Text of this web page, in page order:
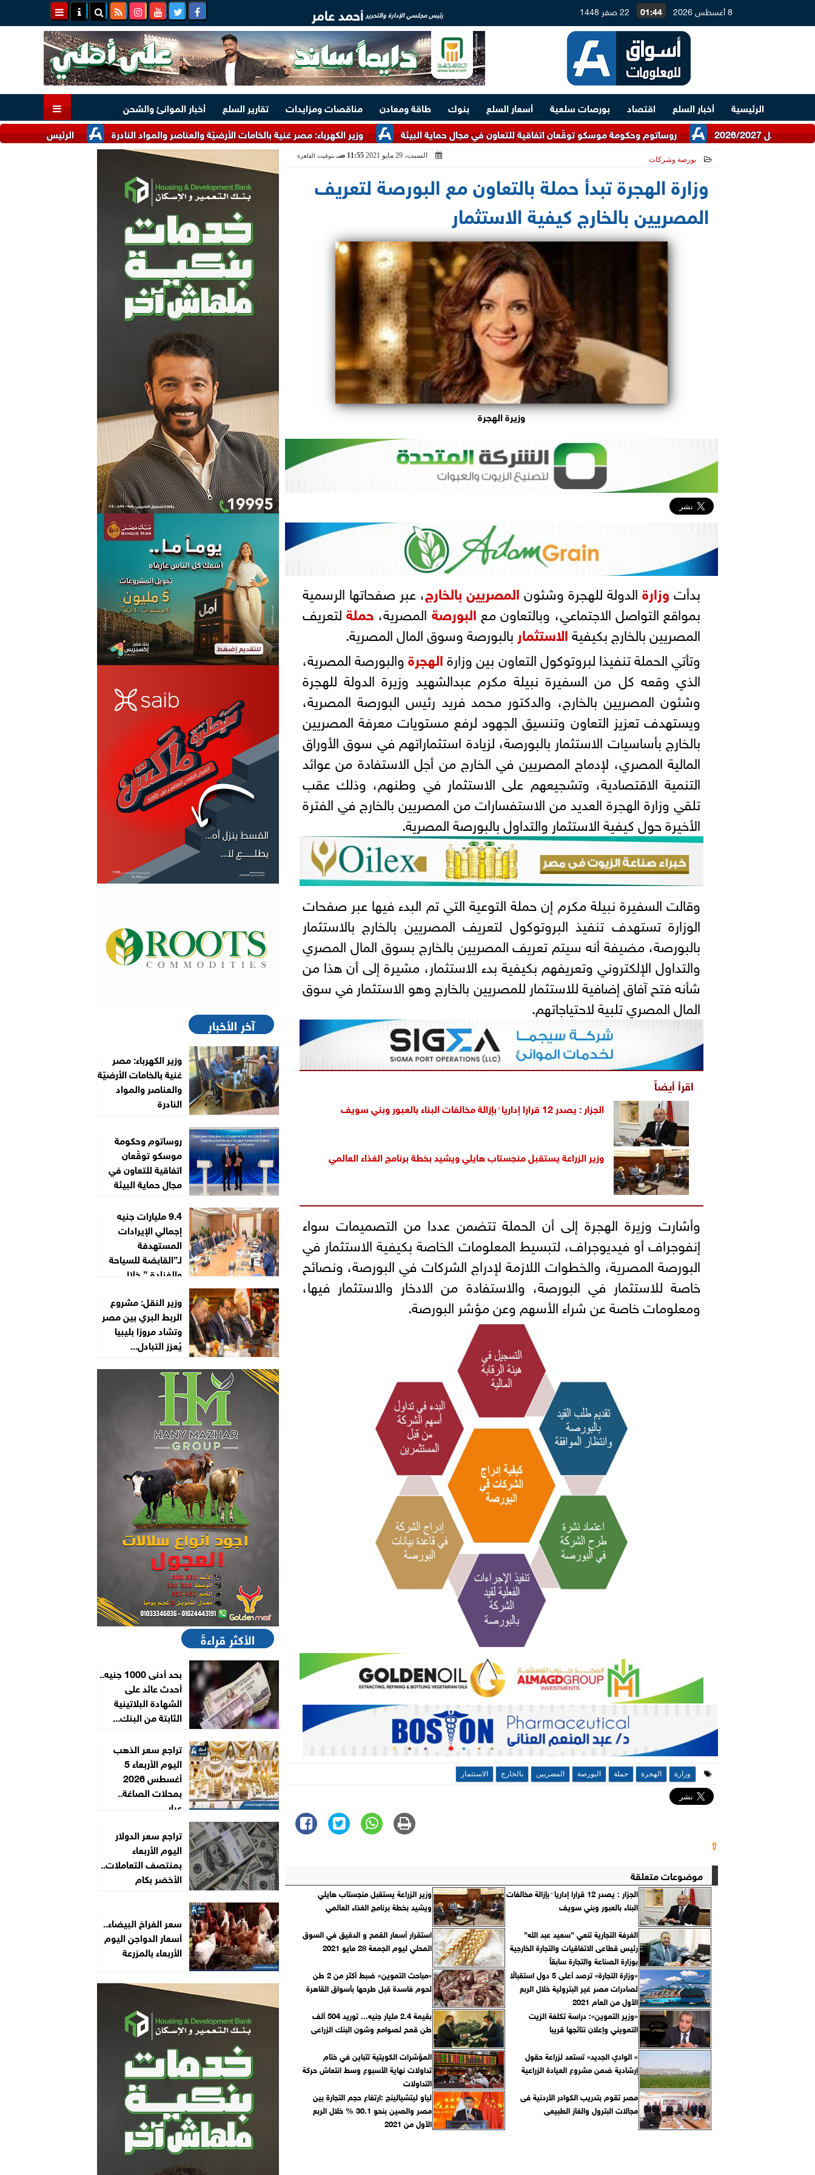
8 أغسطس 2026 01:44 22 صفر 1448 رئيس مجلسي الإدارة والتحرير أحمد عامر
الرئيسية أخبار السلع اقتصاد بورصات سلعية أسعار السلع بنوك طاقة ومعادن مناقصات ومزايدات تقارير السلع
أخبار الموانئ والشحن
الرئيس السيسي وملك البحرين
وزير الكهرباء: مصر غنية بالخامات الأرضيّة والعناصر والمواد النادرة روساتوم وحكومة موسكو توقّعان اتفاقية للتعاون في مجال حماية البيئة
بورصة وشركات السبت، 29 مايو 2021 11:55 صـ بتوقيت القاهرة
وزارة الهجرة تبدأ حملة بالتعاون مع البورصة لتعريف
المصريين بالخارج كيفية الاستثمار
وزيرة الهجرة
بدأتوزارةالدولة للهجرة وشئونالمصريينبالخارج، عبر صفحاتها الرسمية
بمواقع التواصل الاجتماعي، وبالتعاون مع البورصة المصرية، حملةلتعريف
المصريين بالخارج بكيفيةالاستثمار بالبورصة وسوق المال المصرية.
وتأتي الحملة تنفيذا لبروتوكول التعاون بين وزارةالهجرةوالبورصة المصرية،
الذي وقعه كل من السفيرة نبيلة مكرم عبدالشهيد وزيرة الدولة للهجرة
وشئون المصريين بالخارج، والدكتور محمد فريد رئيس البورصة المصرية،
ويستهدف تعزيز التعاون وتنسيق الجهود لرفع مستويات معرفة المصريين
بالخارج بأساسيات الاستثمار بالبورصة، لزيادة استثماراتهم في سوق الأوراق
المالية المصري، لإدماج المصريين في الخارج من أجل الاستفادة من عوائد
التنمية الاقتصادية، وتشجيعهم على الاستثمار في وطنهم، وذلك عقب
تلقي وزارة الهجرة العديد من الاستفسارات من المصريين بالخارج في الفترة
الأخيرة حول كيفية الاستثمار والتداول بالبورصة المصرية.
وقالت السفيرة نبيلة مكرم إن حملة التوعية التي تم البدء فيها عبر صفحات
الوزارة تستهدف تنفيذ البروتوكول لتعريف المصريين بالخارج بالاستثمار
بالبورصة، مضيفة أنه سيتم تعريف المصريين بالخارج بسوق المال المصري
والتداول الإلكتروني وتعريفهم بكيفية بدء الاستثمار، مشيرة إلى أن هذا من
شأنه فتح آفاق إضافية للاستثمار للمصريين بالخارج وهو الاستثمار في سوق
المال المصري تلبية لاحتياجاتهم.
اقرأ أيضاً
الجزار : يصدر 12 قرارا إداريا ً بإزالة مخالفات البناء بالعبور وبني سويف
وزير الزراعة يستقبل منجستاب هايلي ويشيد بخطة برنامج الغذاء العالمي
وأشارت وزيرة الهجرة إلى أن الحملة تتضمن عددا من التصميمات سواء
إنفوجراف أو فيديوجراف، لتبسيط المعلومات الخاصة بكيفية الاستثمار في
البورصة المصرية، والخطوات اللازمة لإدراج الشركات في البورصة، ونصائح
خاصة للاستثمار في البورصة، والاستفادة من الادخار والاستثمار فيها،
ومعلومات خاصة عن شراء الأسهم وعن مؤشر البورصة.
وزارة الهجرة حملة البورصة المصريين بالخارج الاستثمار
⇧
موضوعات متعلقة
الجزار : يصدر 12 قرارا إداريا ً بإزالة مخالفات
البناء بالعبور وبني سويف
وزير الزراعة يستقبل منجستاب هايلي
ويشيد بخطة برنامج الغذاء العالمي
الغرفة التجارية تنعي ”سعيد عبد الله”
رئيس قطاعى الاتفاقيات والتجارة الخارجية
بوزارة الصناعة والتجارة سابقاً
استقرار أسعار القمح و الدقيق في السوق
المحلي ليوم الجمعة 28 مايو 2021‏
«وزارة التجارة» ترصد أعلى 5 دول استقبالًا
لصادرات مصر غير البترولية خلال الربع
الأول من العام 2021
«مباحث التموين» ضبط أكثر من 2 طن
لحوم فاسدة قبل طرحها بأسواق القاهرة
«وزير التموين»: دراسة تكلفة الزيت
التمويني وإعلان نتائجها قريبا
بقيمة 2.4 مليار جنيه... توريد 504 ألف
طن قمح لصوامع وشون البنك الزراعى
« الوادي الجديد» تستعد لزراعة حقول
إرشادية ضمن مشروع العيادة الزراعية
المؤشرات الكويتية تتباين في ختام
تداولات نهاية الأسبوع وسط انتعاش حركة
التداولات
مصر تقوم بتدريب الكوادر الأردنية فى
مجالات البترول والغاز الطبيعى
لياو ليتشيالينج :ارتفاع حجم التجارة بين
مصر والصين بنحو 30.1 % خلال الربع
الأول من 2021
آخر الأخبار
وزير الكهرباء: مصر
غنية بالخامات الأرضيّة
والعناصر والمواد
النادرة
روساتوم وحكومة
موسكو توقّعان
اتفاقية للتعاون في
مجال حماية البيئة
9.4 مليارات جنيه
إجمالي الإيرادات
المستهدفة
لـ”القابضة للسياحة
والفنادق” خلال
وزير النقل: مشروع
الربط البري بين مصر
وتشاد مرورًا بليبيا
يُعزز التبادل...
الأكثر قراءةً
بحد أدنى 1000 جنيه..
أحدث عائد على
الشهادة البلاتينية
الثابتة من البنك...
تراجع سعر الذهب
اليوم الأربعاء 5
أغسطس 2026
بمحلات الصاغة..
عيار...
تراجع سعر الدولار
اليوم الأربعاء
بمنتصف التعاملات..
الأخضر بكام
سعر الفراخ البيضاء..
أسعار الدواجن اليوم
الأربعاء بالمزرعة